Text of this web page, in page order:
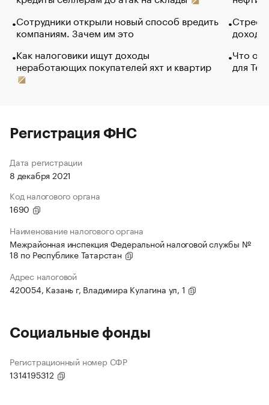
Сотрудники открыли новый способ вредить
компаниям. Зачем им это
Как налоговики ищут доходы
неработающих покупателей яхт и квартир
Что
для
Регистрация ФНС
Дата регистрации
8 декабря 2021
Код налогового органа
1690
Наименование налогового органа
Межрайонная инспекция Федеральной налоговой службы №
18 по Республике Татарстан
Адрес налоговой
420054, Казань г, Владимира Кулагина ул, 1
Социальные фонды
Регистрационный номер СФР
1314195312